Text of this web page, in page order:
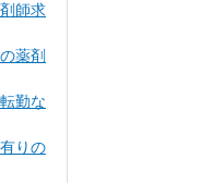
師求
薬剤
勤な
りの